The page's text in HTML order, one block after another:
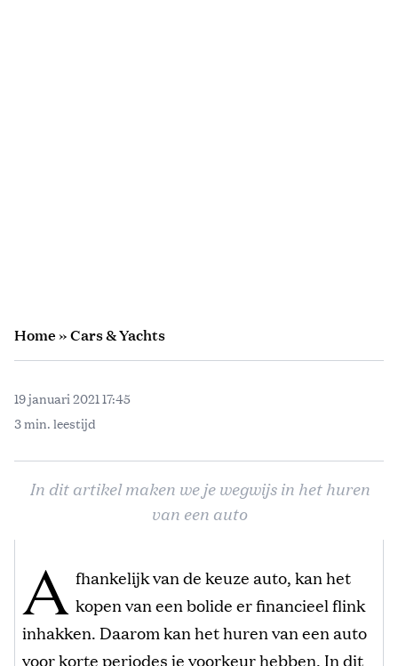
Home»Cars & Yachts
19 januari 2021 17:45
3 min. leestijd
In dit artikel maken we je wegwijs in het huren
van een auto
A fhankelijk van de keuze auto, kan het
kopen van een bolide er financieel flink
inhakken. Daarom kan het huren van een auto
voor korte periodes je voorkeur hebben. In dit